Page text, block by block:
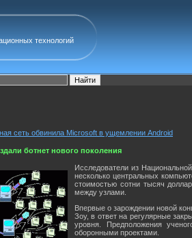
технологий
сеть обвинила Microsoft в ущемлении Android
ботнет нового поколения
Исследователи из
несколько центральных
стоимостью сотни тысяч
между узлами.
Впервые о зарождении новой
Зоу, в ответ на регулярные
уровня. Предположения
оборонными проектами.